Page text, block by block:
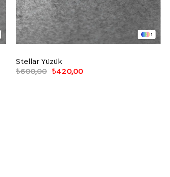
1
Stellar Yüzük
₺420,00
₺600,00